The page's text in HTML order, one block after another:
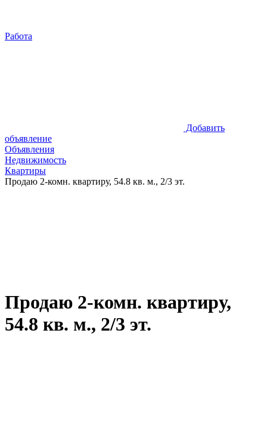
Работа
Добавить
объявление
Объявления
Недвижимость
Квартиры
Продаю 2-комн. квартиру, 54.8 кв. м., 2/3 эт.
Продаю 2-комн. квартиру,
54.8 кв. м., 2/3 эт.